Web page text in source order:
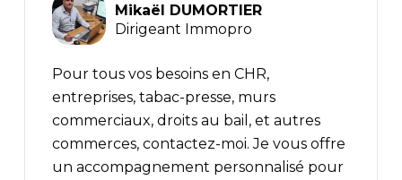
Mikaël DUMORTIER
Dirigeant Immopro
Pour tous vos besoins en CHR,
entreprises, tabac-presse, murs
commerciaux, droits au bail, et autres
commerces, contactez-moi. Je vous offre
un accompagnement personnalisé pour